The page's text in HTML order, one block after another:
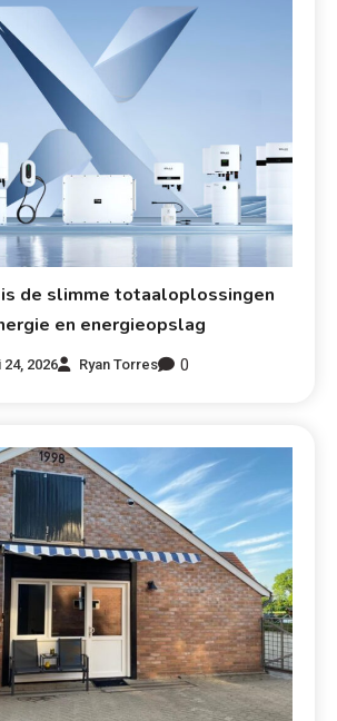
de slimme totaaloplossingen
en energieopslag
24, 2026 Ryan Torres 0